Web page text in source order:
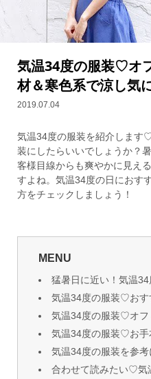
気温34度の服装♡オ
材＆寒色系で涼し気
2019.07.04
気温34度の服装を紹介します
装にしたらいいでしょうか？
客様目線からも爽やかに見え
すよね。気温34度の日におす
方をチェックしましょう！
MENU
猛暑日に近い！気温
気温34度の服装♡おす
気温34度の服装♡オフ
気温34度の服装♡お手
気温34度の服装を参
合わせて読みたい♡気